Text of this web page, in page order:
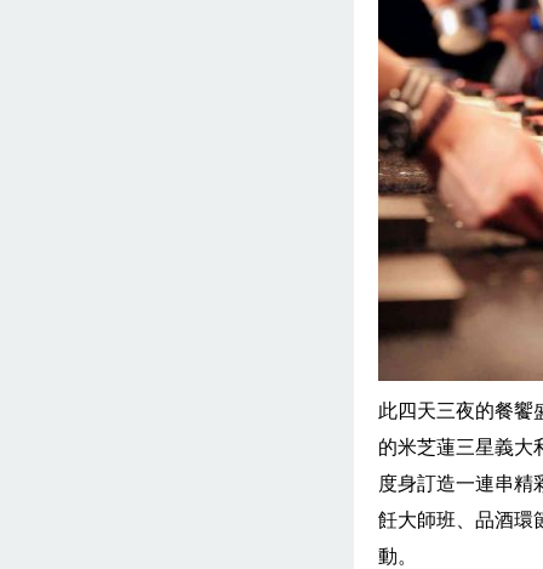
此四天三夜的餐饗
的米芝蓮三星義大
度身訂造一連串精
飪大師班、品酒環
動。